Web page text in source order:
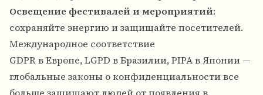
Освещение фестивалей и мероприятий:
сохраняйте энергию и защищайте посетителей.
Международное соответствие
GDPR в Европе, LGPD в Бразилии, PIPA в Японии —
глобальные законы о конфиденциальности все